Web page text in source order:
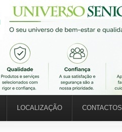
LOCALIZAÇÃO CONTACTOS